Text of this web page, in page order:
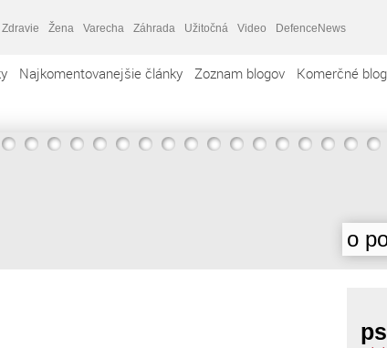
Zdravie Žena Varecha Záhrada Užitočná Video DefenceNews
Najkomentovanejšie články Zoznam blogov Komerčné
o